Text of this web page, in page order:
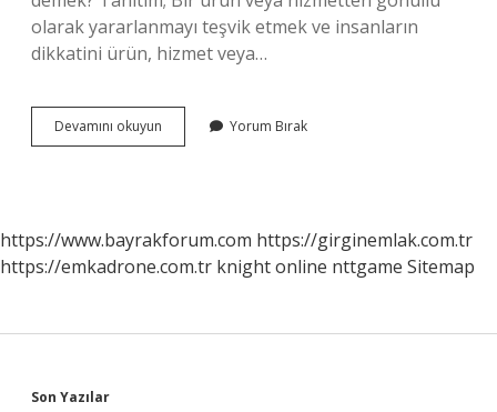
olarak yararlanmayı teşvik etmek ve insanların
dikkatini ürün, hizmet veya…
Devamını okuyun
Görevi
Yorum Bırak
https://www.bayrakforum.com https://girginemlak.com.tr
https://emkadrone.com.tr knight online nttgame Sitemap
Son Yazılar